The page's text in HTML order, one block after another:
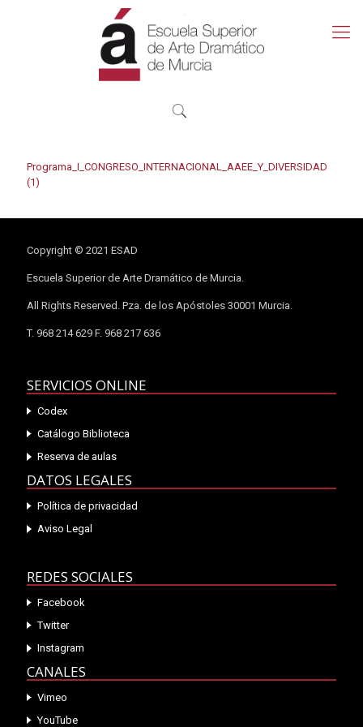
Programa_I_CONGRESO_INTERNACIONAL_AAEE_Y_DIVERSIDAD
(1)
Copyright © 2021 ESAD
Escuela Superior de Arte Dramático de Murcia.
All Rights Reserved. Pza. de los Apóstoles 30001 Murcia.
T. 968 214 629 F. 968 217 636
SERVICIOS ONLINE
Codex
Catálogo Biblioteca
Reserva de aulas
DATOS LEGALES
Política de privacidad
Aviso Legal
REDES SOCIALES
Facebook
Twitter
Instagram
CANALES
Vimeo
YouTube